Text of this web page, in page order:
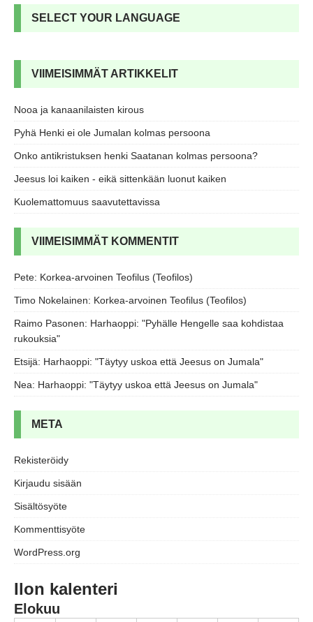
SELECT YOUR LANGUAGE
VIIMEISIMMÄT ARTIKKELIT
Nooa ja kanaanilaisten kirous
Pyhä Henki ei ole Jumalan kolmas persoona
Onko antikristuksen henki Saatanan kolmas persoona?
Jeesus loi kaiken - eikä sittenkään luonut kaiken
Kuolemattomuus saavutettavissa
VIIMEISIMMÄT KOMMENTIT
Pete: Korkea-arvoinen Teofilus (Teofilos)
Timo Nokelainen: Korkea-arvoinen Teofilus (Teofilos)
Raimo Pasonen: Harhaoppi: "Pyhälle Hengelle saa kohdistaa
rukouksia"
Etsijä: Harhaoppi: "Täytyy uskoa että Jeesus on Jumala"
Nea: Harhaoppi: "Täytyy uskoa että Jeesus on Jumala"
META
Rekisteröidy
Kirjaudu sisään
Sisältösyöte
Kommenttisyöte
WordPress.org
Ilon kalenteri
Elokuu